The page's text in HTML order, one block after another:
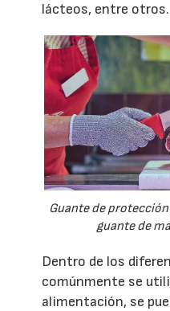
lácteos, entre otros.
Guante de
guante de
Dentro de los
comúnmente se
alimentación, se